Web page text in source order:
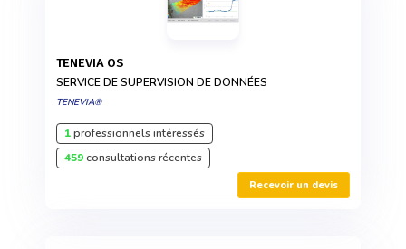
TENEVIA OS
SERVICE DE SUPERVISION DE DONNÉES
TENEVIA®
1professionnels intéressés
459consultations récentes
Recevoir un devis